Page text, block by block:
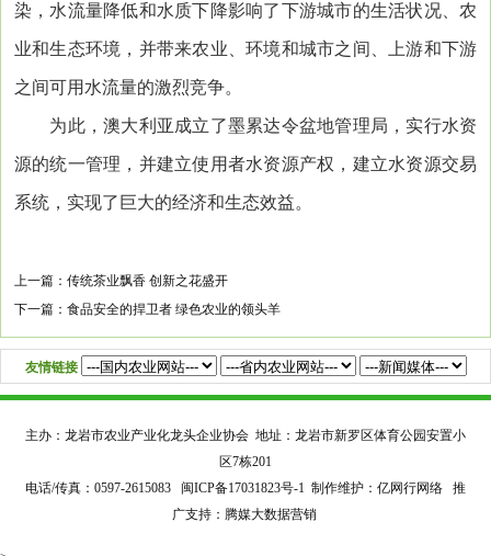
染，水流量降低和水质下降影响了下游城市的生活状况、农
业和生态环境，并带来农业、环境和城市之间、上游和下游
之间可用水流量的激烈竞争。
为此，澳大利亚成立了墨累达令盆地管理局，实行水资
源的统一管理，并建立使用者水资源产权，建立水资源交易
系统，实现了巨大的经济和生态效益。
上一篇： 传统茶业飘香 创新之花盛开
下一篇： 食品安全的捍卫者 绿色农业的领头羊
友情链接
主办：龙岩市农业产业化龙头企业协会 地址：龙岩市新罗区体育公园安置小
区7栋201
电话/传真：0597-2615083 闽ICP备17031823号-1 制作维护：亿网行网络 推
广支持：腾媒大数据营销